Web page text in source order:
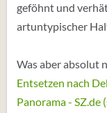
geföhnt und
artuntypischer
Was aber absolut
Entsetzen nach
Panorama - SZ.de